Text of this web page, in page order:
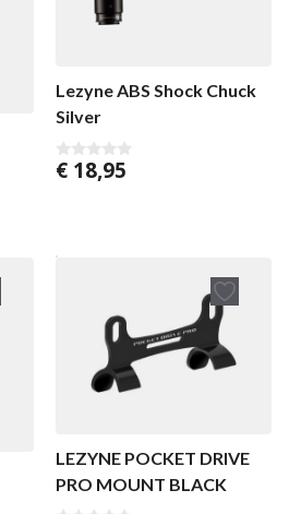
Lezyne ABS Shock Chuck
Silver
0
€ 18,95
LEZYNE POCKET DRIVE
PRO MOUNT BLACK